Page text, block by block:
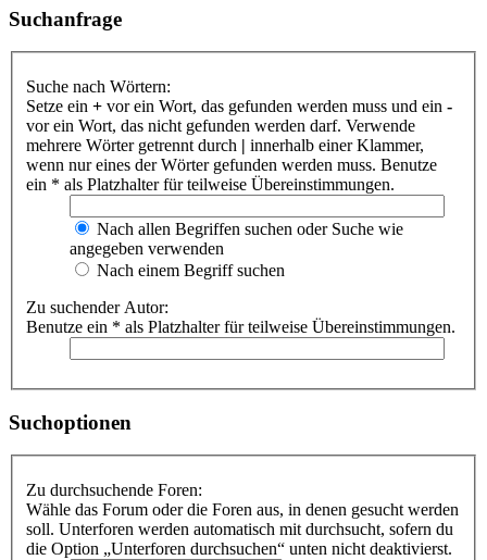
Suchanfrage
Suche nach Wörtern:
Setze ein + vor ein Wort, das gefunden werden muss und ein -
vor ein Wort, das nicht gefunden werden darf. Verwende
mehrere Wörter getrennt durch | innerhalb einer Klammer,
wenn nur eines der Wörter gefunden werden muss. Benutze
ein * als Platzhalter für teilweise Übereinstimmungen.
Nach allen Begriffen suchen oder Suche wie
angegeben verwenden
Nach einem Begriff suchen
Zu suchender Autor:
Benutze ein * als Platzhalter für teilweise Übereinstimmungen.
Suchoptionen
Zu durchsuchende Foren:
Wähle das Forum oder die Foren aus, in denen gesucht werden
soll. Unterforen werden automatisch mit durchsucht, sofern du
die Option „Unterforen durchsuchen“ unten nicht deaktivierst.